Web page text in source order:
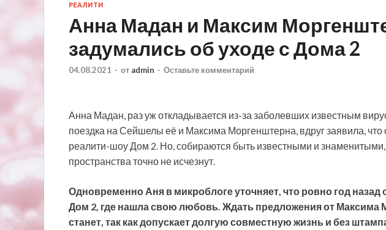
РЕАЛИТИ
Анна Мадан и Максим
задумались об уходе с Дома 2
04.08.2021 - от admin - Оставьте комментарий
Анна Мадан, раз уж откладывается из-за заболевших известным
поездка на Сейшелы её и Максима Моргенштерна, вдруг заявила, что
реалити-шоу Дом 2. Но, собираются быть известными и знаменитыми,
пространства точно не исчезнут.
Одновременно Аня в микроблоге уточняет, что ровно год назад
Дом 2, где нашла свою любовь. Ждать предложения от Максима
станет, так как допускает долгую совместную жизнь и без